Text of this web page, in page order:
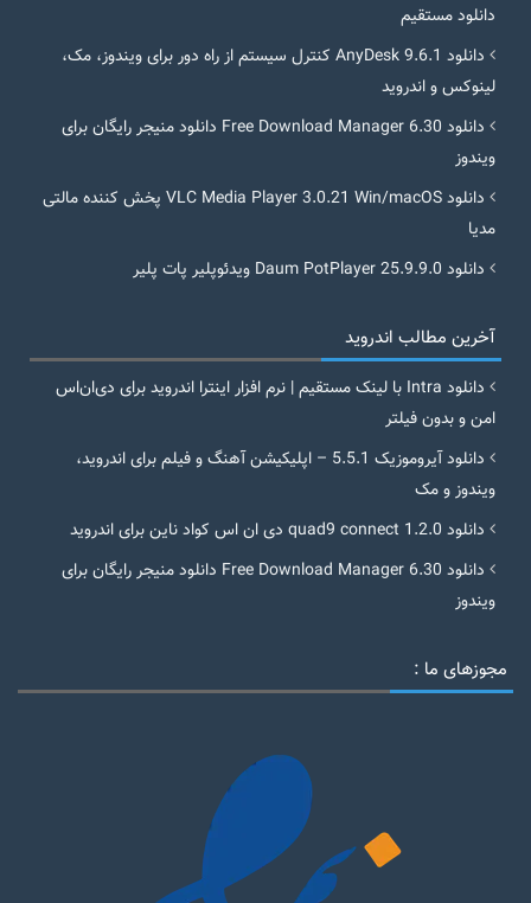
دانلود مستقیم
دانلود AnyDesk 9.6.1 کنترل سیستم از راه دور برای ویندوز، مک،
لینوکس و اندروید
دانلود Free Download Manager 6.30 دانلود منیجر رایگان برای
ویندوز
دانلود VLC Media Player 3.0.21 Win/macOS پخش کننده مالتی
مدیا
دانلود Daum PotPlayer 25.9.9.0 ویدئوپلیر پات پلیر
آخرین مطالب اندروید
دانلود Intra با لینک مستقیم | نرم افزار اینترا اندروید برای دی‌ان‌اس
امن و بدون فیلتر
دانلود آیروموزیک 5.5.1 – اپلیکیشن آهنگ و فیلم برای اندروید،
ویندوز و مک
دانلود quad9 connect 1.2.0 دی ان اس کواد ناین برای اندروید
دانلود Free Download Manager 6.30 دانلود منیجر رایگان برای
ویندوز
مجوزهای ما :